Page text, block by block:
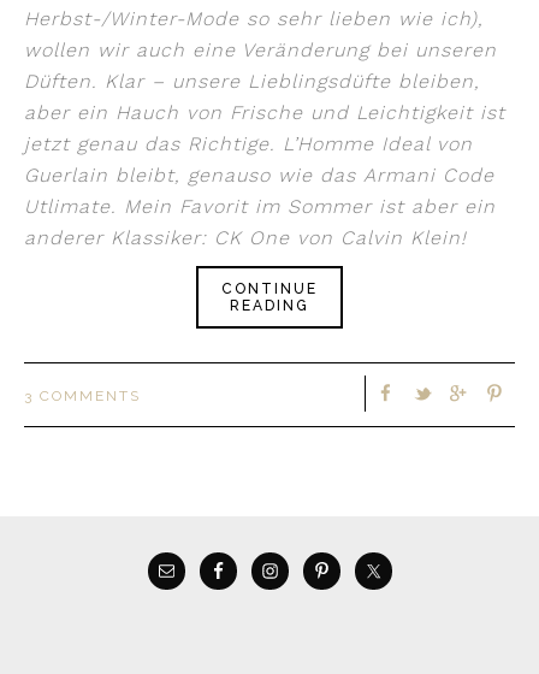
Herbst-/Winter-Mode so sehr lieben wie ich),
wollen wir auch eine Veränderung bei unseren
Düften. Klar – unsere Lieblingsdüfte bleiben,
aber ein Hauch von Frische und Leichtigkeit ist
jetzt genau das Richtige. L’Homme Ideal von
Guerlain bleibt, genauso wie das Armani Code
Utlimate. Mein Favorit im Sommer ist aber ein
anderer Klassiker: CK One von Calvin Klein!
CONTINUE
READING
3 COMMENTS